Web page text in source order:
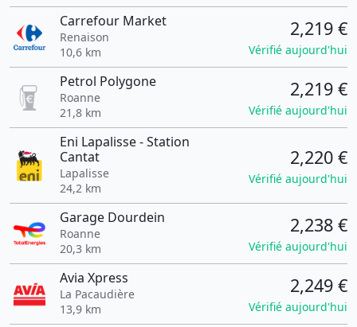
Carrefour Market
Renaison
10,6 km
2,219 €
Vérifié aujourd'hui
Petrol Polygone
Roanne
21,8 km
2,219 €
Vérifié aujourd'hui
Eni Lapalisse - Station
Cantat
Lapalisse
24,2 km
2,220 €
Vérifié aujourd'hui
Garage Dourdein
Roanne
20,3 km
2,238 €
Vérifié aujourd'hui
Avia Xpress
La Pacaudière
13,9 km
2,249 €
Vérifié aujourd'hui